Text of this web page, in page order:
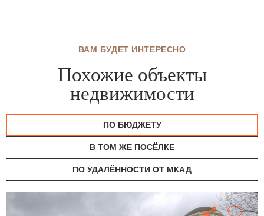
ВАМ БУДЕТ ИНТЕРЕСНО
Похожие объекты
недвижимости
ПО БЮДЖЕТУ
В ТОМ ЖЕ ПОСЁЛКЕ
ПО УДАЛЁННОСТИ ОТ МКАД